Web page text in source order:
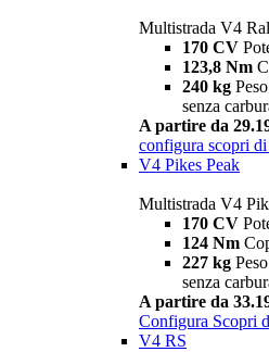
Multistrada V4
170 CV
123,8 Nm
240 kg
senza
A partire da
configura scopri
V4 Pikes Peak
Multistrada V4
170 CV
124 Nm
227 kg
senza
A partire da
Configura Scopri
V4 RS